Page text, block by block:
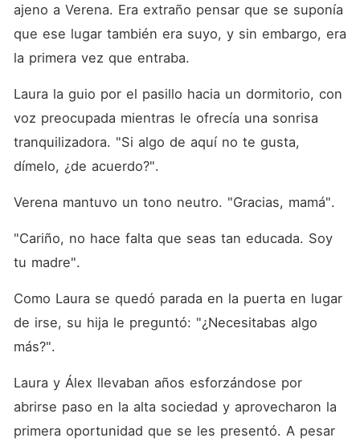
ajeno a Verena. Era extraño pensar que se suponía
que ese lugar también era suyo, y sin embargo, era
la primera vez que entraba.
Laura la guio por el pasillo hacia un dormitorio, con
voz preocupada mientras le ofrecía una sonrisa
tranquilizadora. "Si algo de aquí no te gusta,
dímelo, ¿de acuerdo?".
Verena mantuvo un tono neutro. "Gracias, mamá".
"Cariño, no hace falta que seas tan educada. Soy
tu madre".
Como Laura se quedó parada en la puerta en lugar
de irse, su hija le preguntó: "¿Necesitabas algo
más?".
Laura y Álex llevaban años esforzándose por
abrirse paso en la alta sociedad y aprovecharon la
primera oportunidad que se les presentó. A pesar